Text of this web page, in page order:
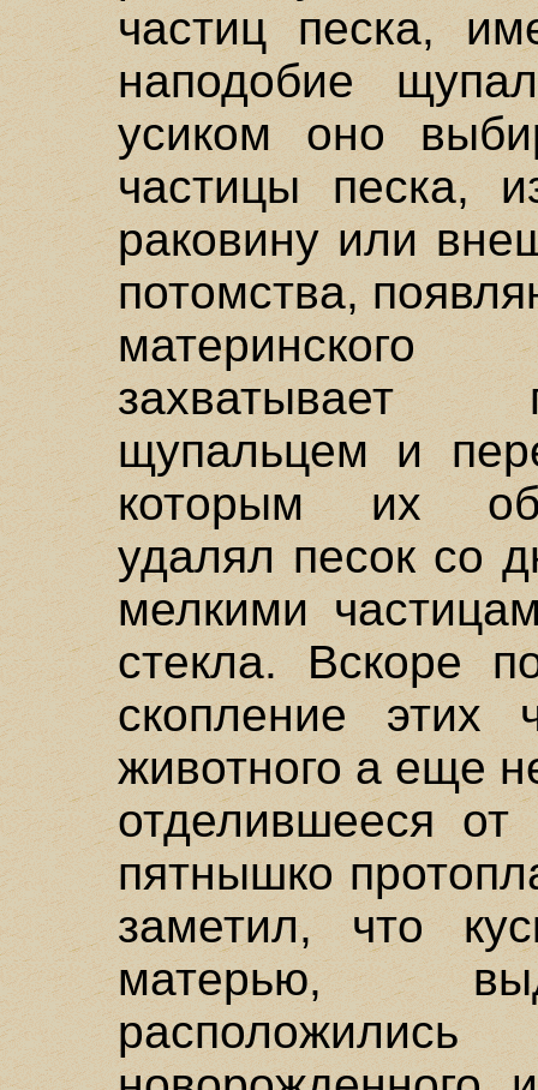
частиц песка,
наподобие
усиком оно
частицы песка,
раковину или
потомства,
захватывает
щупальцем и
которым их
удалял песок со
мелкими
стекла. Вскоре
скопление этих
животного а еще
отделившееся от
пятнышко
заметил, что
матерью,